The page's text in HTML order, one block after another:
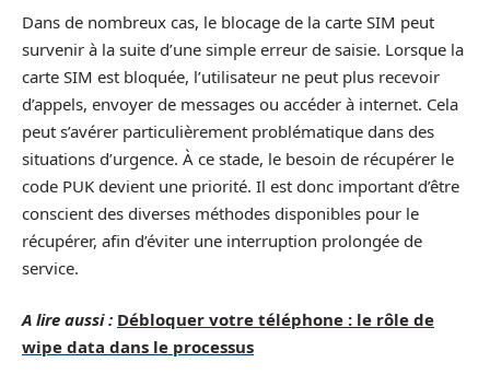
Dans de nombreux cas, le blocage de la carte SIM peut
survenir à la suite d’une simple erreur de saisie. Lorsque la
carte SIM est bloquée, l’utilisateur ne peut plus recevoir
d’appels, envoyer de messages ou accéder à internet. Cela
peut s’avérer particulièrement problématique dans des
situations d’urgence. À ce stade, le besoin de récupérer le
code PUK devient une priorité. Il est donc important d’être
conscient des diverses méthodes disponibles pour le
récupérer, afin d’éviter une interruption prolongée de
service.
A lire aussi : Débloquer votre téléphone : le rôle de
wipe data dans le processus